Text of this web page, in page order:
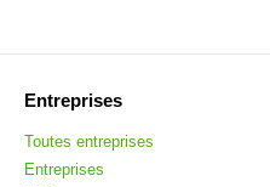
Entreprises
Toutes entreprises
Entreprises